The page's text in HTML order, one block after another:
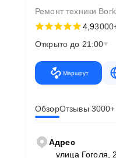
Ремонт техники Bork
4,9
Открыто до 21:00
Маршрут
ОбзорОтзывы 3000+
Адрес
улица Гоголя,